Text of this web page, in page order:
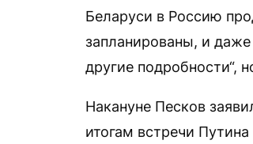
Беларуси в Россию
запланированы, и
другие подробности“,
Накануне Песков
итогам встречи